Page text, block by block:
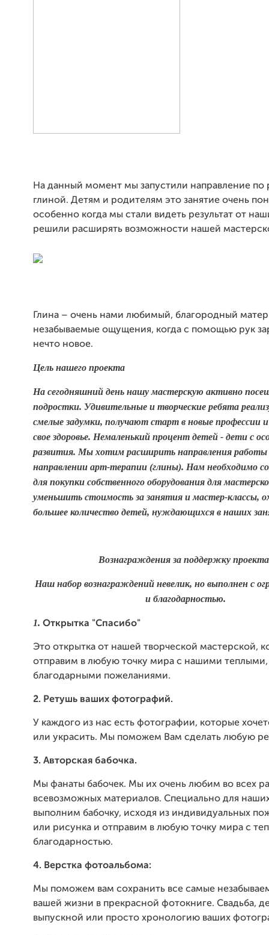
На данный момент мы запустили направление по
глиной. Детям и родителям это занятие очень
особенно когда мы стали видеть результат от
решили расширять возможности нашей
Глина – очень нами любимый, благородный
незабываемые ощущения, когда с помощью рук
нечто новое.
Цель нашего проекта
На сегодняшний день нашу мастерскую активно
подростки. Удивительные и творческие ребята
смелые задумки, получают старт в новые профессии
свое здоровье. Немаленький процент детей - дети с
развития. Мы хотим расширить направления работы
направлении арт-терапии (глины). Нам необходимо
для покупки собственного оборудования для
уменьшить стоимость за занятия и мастер-классы,
большее количество детей, нуждающихся в наших
Вознаграждения за поддержку
Наш набор вознаграждений невелик, но выполнен с
и благодарностью.
1. Открытка "Спасибо"
Это открытка от нашей творческой мастерской,
отправим в любую точку мира с нашими
благодарными пожеланиями.
2. Ретушь ваших фотографий.
У каждого из нас есть фотографии, которые
или украсить. Мы поможем Вам сделать любую
3. Авторская бабочка.
Мы фанаты бабочек. Мы их очень любим во всех
всевозможных материалов. Специально для
выполним бабочку, исходя из индивидуальных
или рисунка и отправим в любую точку мира с
благодарностью.
4. Верстка фотоальбома:
Мы поможем вам сохранить все самые
вашей жизни в прекрасной фотокниге. Свадьба,
выпускной или просто хронологию ваших